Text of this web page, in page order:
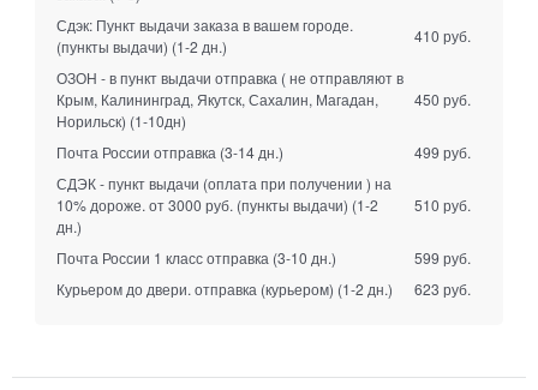
Сдэк: Пункт выдачи заказа в вашем городе.
(пункты выдачи) (1-2 дн.)
410 руб.
ОЗОН - в пункт выдачи отправка ( не отправляют в
Крым, Калининград, Якутск, Сахалин, Магадан,
Норильск) (1-10дн)
450 руб.
Почта России отправка (3-14 дн.)
499 руб.
СДЭК - пункт выдачи (оплата при получении ) на
10% дороже. от 3000 руб. (пункты выдачи) (1-2
дн.)
510 руб.
Почта России 1 класс отправка (3-10 дн.)
599 руб.
Курьером до двери. отправка (курьером) (1-2 дн.) 623 руб.